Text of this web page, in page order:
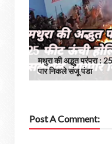
मथुरा की अद्भुत परंपरा :
पार निकले संजू पंडा
Post A Comment: